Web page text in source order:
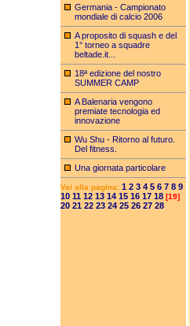
Germania - Campionato
mondiale di calcio 2006
A proposito di squash e del
1° torneo a squadre
beltade.it...
18ª edizione del nostro
SUMMER CAMP
A Balenaria vengono
premiate tecnologia ed
innovazione
Wu Shu - Ritorno al futuro.
Del fitness.
Una giornata particolare
Vai alla pagina: 1 2 3 4 5 6 7 8 9
10 11 12 13 14 15 16 17 18 [19]
20 21 22 23 24 25 26 27 28